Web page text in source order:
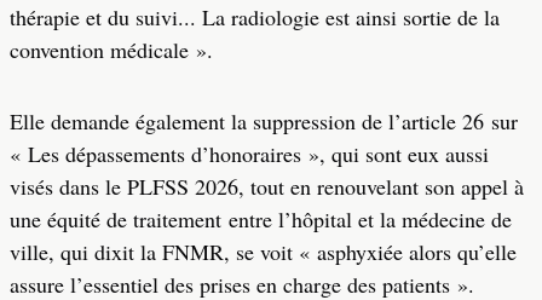
thérapie et du suivi... La radiologie est ainsi sortie de la
convention médicale ».
Elle demande également la suppression de l’article 26 sur
« Les dépassements d’honoraires », qui sont eux aussi
visés dans le PLFSS 2026, tout en renouvelant son appel à
une équité de traitement entre l’hôpital et la médecine de
ville, qui dixit la FNMR, se voit « asphyxiée alors qu’elle
assure l’essentiel des prises en charge des patients ».